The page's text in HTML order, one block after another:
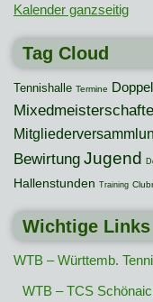
Kalender ganzseitig
Tag Cloud
Tennishalle Termine
Bewirtung Jugend
Hallenstunden Training
Wichtige Links
WTB – Württemb.
WTB – TCS